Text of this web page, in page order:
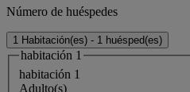
Número de huéspedes
1 Habitación(es) - 1 huésped(es)
habitación 1
habitación 1
Adulto(s)